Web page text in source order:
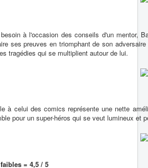
à l'occasion des conseils d'un mentor,
ses preuves en triomphant de son
tragédies qui se multiplient autour de lui.
à celui des comics représente une nette
pour un super-héros qui se veut lumineux
= 4,5 / 5